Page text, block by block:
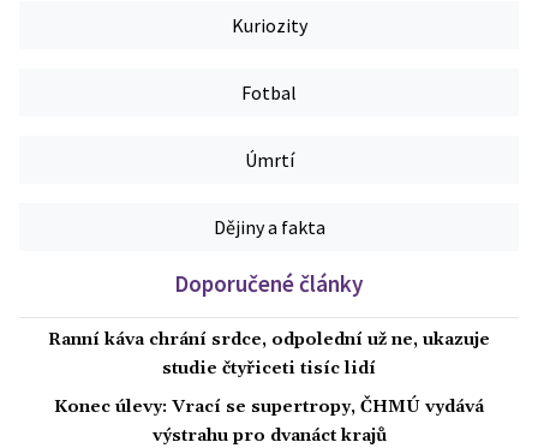
Kuriozity
Fotbal
Úmrtí
Dějiny a fakta
Doporučené články
Ranní káva chrání srdce, odpolední už ne, ukazuje
studie čtyřiceti tisíc lidí
Konec úlevy: Vrací se supertropy, ČHMÚ vydává
výstrahu pro dvanáct krajů